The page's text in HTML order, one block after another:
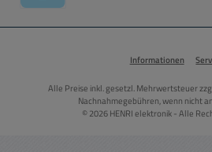
Informationen
Alle Preise inkl. gesetzl. Mehrwertsteuer
Nachnahmegebühren, wenn nicht
© 2026 HENRI elektronik - Alle